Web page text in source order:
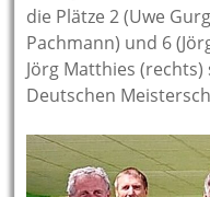
die Plätze 2 (Uwe
Pachmann) und 6
Jörg Matthies
Deutschen